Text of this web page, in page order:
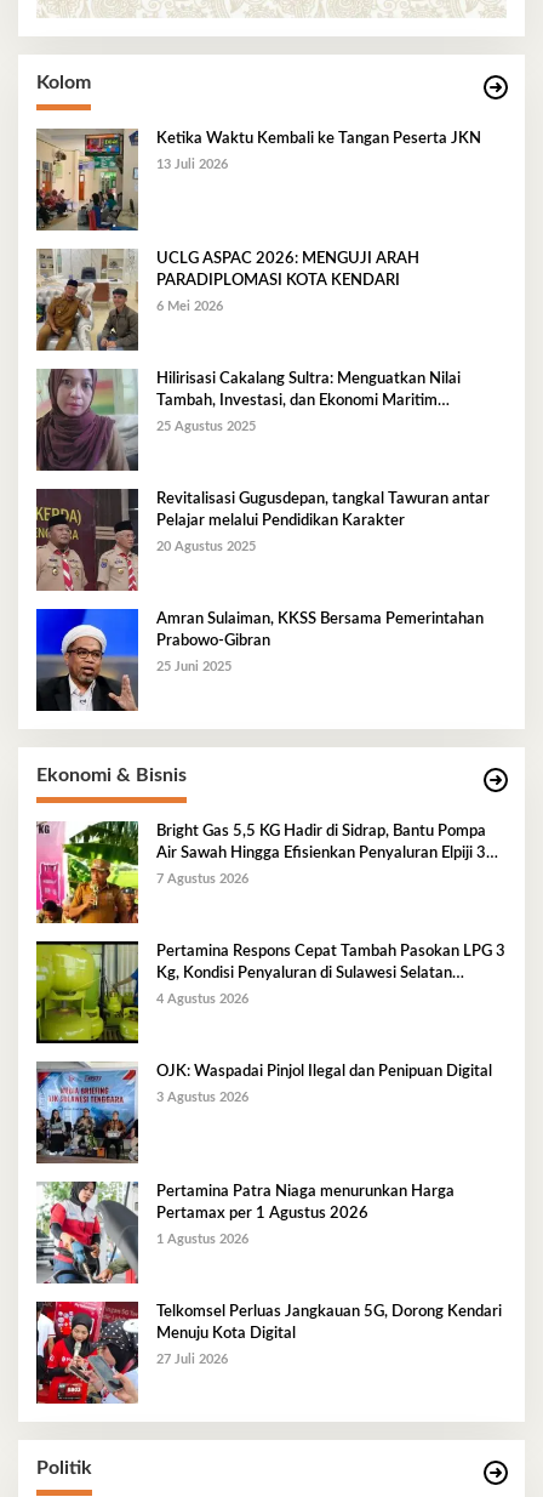
Kolom
Ketika Waktu Kembali ke Tangan Peserta JKN
13 Juli 2026
UCLG ASPAC 2026: MENGUJI ARAH
PARADIPLOMASI KOTA KENDARI
6 Mei 2026
Hilirisasi Cakalang Sultra: Menguatkan Nilai
Tambah, Investasi, dan Ekonomi Maritim
Berkelanjutan
25 Agustus 2025
Revitalisasi Gugusdepan, tangkal Tawuran antar
Pelajar melalui Pendidikan Karakter
20 Agustus 2025
Amran Sulaiman, KKSS Bersama Pemerintahan
Prabowo-Gibran
25 Juni 2025
Ekonomi & Bisnis
Bright Gas 5,5 KG Hadir di Sidrap, Bantu Pompa
Air Sawah Hingga Efisienkan Penyaluran Elpiji 3
Kg
7 Agustus 2026
Pertamina Respons Cepat Tambah Pasokan LPG 3
Kg, Kondisi Penyaluran di Sulawesi Selatan
Berlangsung Kondusif
4 Agustus 2026
OJK: Waspadai Pinjol Ilegal dan Penipuan Digital
3 Agustus 2026
Pertamina Patra Niaga menurunkan Harga
Pertamax per 1 Agustus 2026
1 Agustus 2026
Telkomsel Perluas Jangkauan 5G, Dorong Kendari
Menuju Kota Digital
27 Juli 2026
Politik